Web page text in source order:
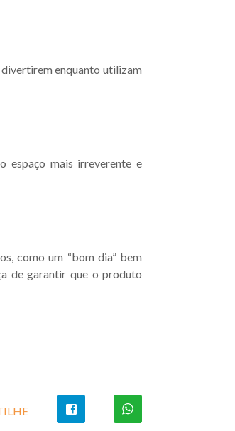
enquanto utilizam
espaço mais irreverente e
, como um “bom dia” bem
de garantir que o produto